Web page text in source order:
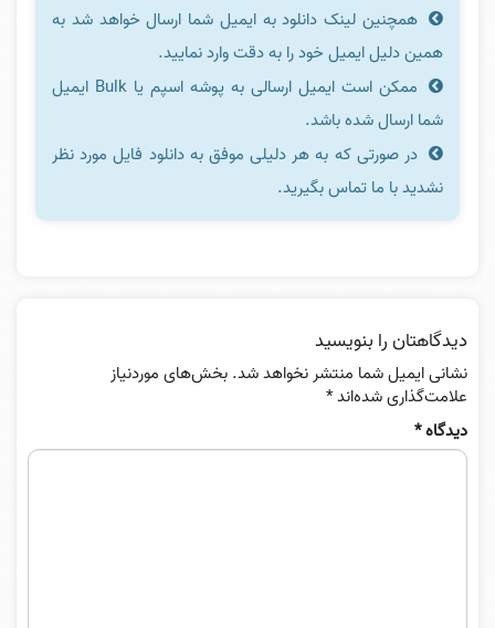
همچنین لینک دانلود به ایمیل شما ارسال خواهد شد به
همین دلیل ایمیل خود را به دقت وارد نمایید.
ممکن است ایمیل ارسالی به پوشه اسپم یا Bulk ایمیل
شما ارسال شده باشد.
در صورتی که به هر دلیلی موفق به دانلود فایل مورد نظر
نشدید با ما تماس بگیرید.
دیدگاهتان را بنویسید
نشانی ایمیل شما منتشر نخواهد شد. بخش‌های موردنیاز
علامت‌گذاری شده‌اند*
دیدگاه*